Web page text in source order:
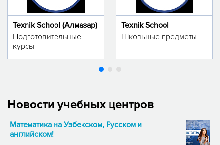
Texnik School (Алмазар)
Подготовительные
курсы
Texnik School
Школьные предметы
Новости учебных центров
Математика на Узбекском, Русском и
английском!